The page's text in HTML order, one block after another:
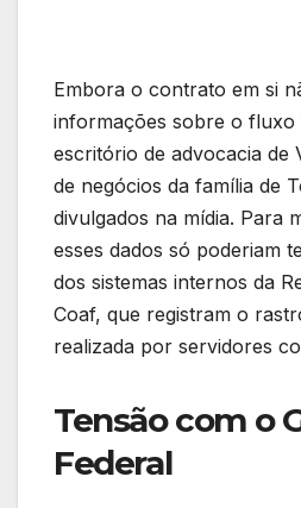
Embora o contrato em si
informações sobre o fluxo
escritório de advocacia de
de negócios da família de
divulgados na mídia. Para
esses dados só poderiam
dos sistemas internos da
Coaf, que registram o
realizada por servidores
Tensão com o
Federal